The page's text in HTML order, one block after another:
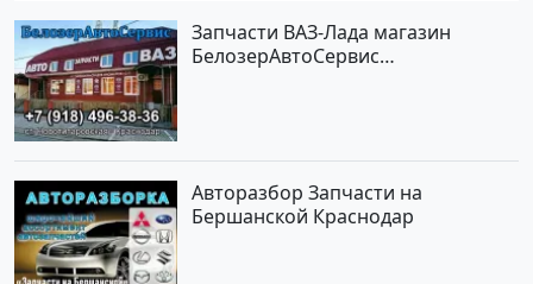
Запчасти ВАЗ-Лада магазин
БелозерАвтоСервис
Авторазбор Запчасти на
Бершанской Краснодар